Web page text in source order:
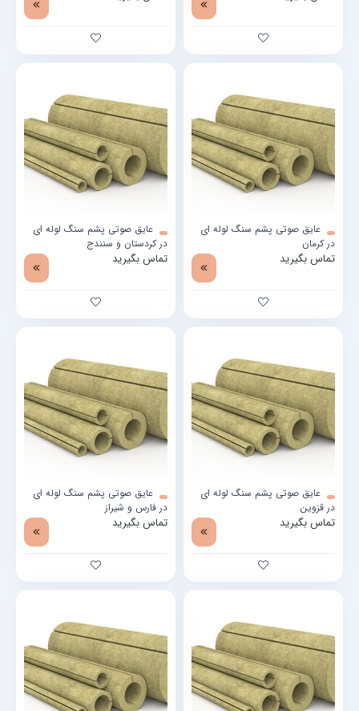
عایق صوتی پشم سنگ لوله ای
در کرمان
تماس بگیرید
عایق صوتی پشم سنگ لوله ای
در کردستان و سنندج
تماس بگیرید
عایق صوتی پشم سنگ لوله ای
در قزوین
تماس بگیرید
عایق صوتی پشم سنگ لوله ای
در فارس و شیراز
تماس بگیرید